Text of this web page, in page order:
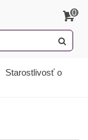
0
Starostlivosť o